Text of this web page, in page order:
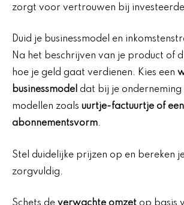
zorgt voor vertrouwen bij
Duid je businessmodel en
Na het beschrijven van je product of
hoe je geld gaat verdienen. Kies een
businessmodel dat bij je onderneming
modellen zoals uurtje-factuurtje of een
abonnementsvorm.
Stel duidelijke prijzen op en bereken
zorgvuldig.